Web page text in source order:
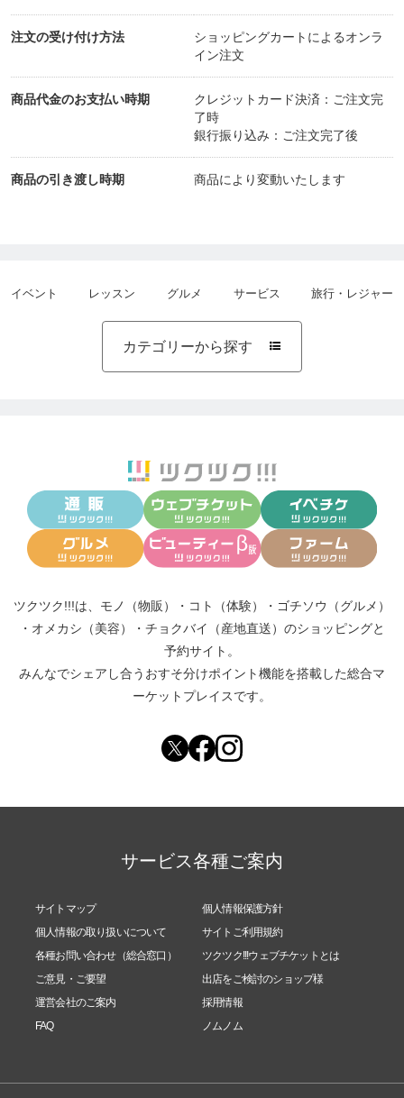
注文の受け付け方法
ショッピングカートによるオンラ
イン注文
商品代金のお支払い時期
クレジットカード決済：ご注文完
了時
銀行振り込み：ご注文完了後
商品の引き渡し時期 商品により変動いたします
イベント レッスン グルメ サービス 旅行・レジャー
カテゴリーから探す 
ツクツク!!!は、 モノ（物販） ・ コト（体験） ・ ゴチソウ（グルメ）
・ オメカシ（美容） ・ チョクバイ（産地直送） のショッピングと
予約サイト。
みんなでシェアし合う おすそ分けポイント機能を搭載した総合マ
ーケットプレイスです。
サービス各種ご案内
サイトマップ
個人情報保護方針
個人情報の取り扱いについて
サイトご利用規約
各種お問い合わせ（総合窓口）
ツクツク!!!ウェブチケットとは
ご意見・ご要望
出店をご検討のショップ様
運営会社のご案内
採用情報
FAQ
ノムノム